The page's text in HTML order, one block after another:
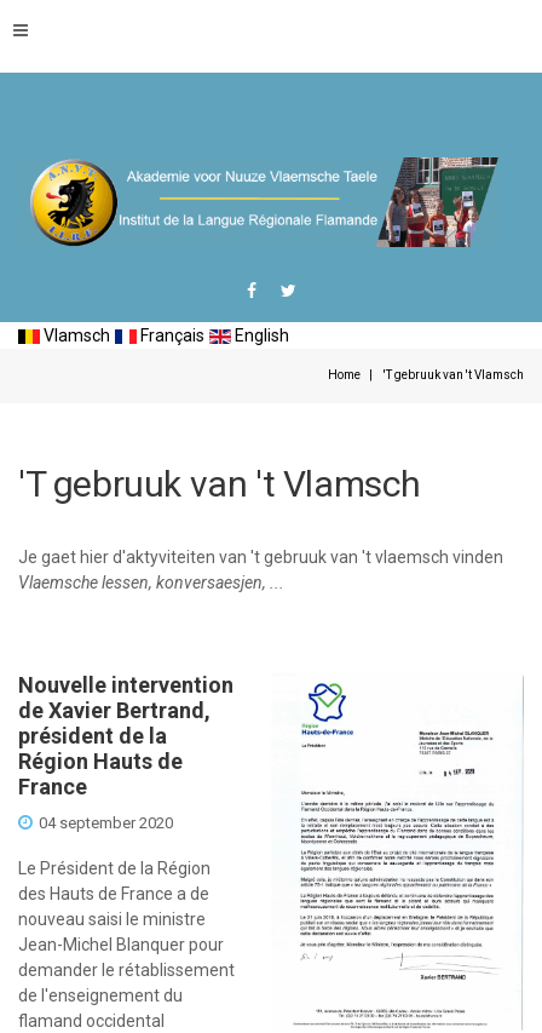
Vlamsch Français English
Home 'T gebruuk van 't Vlamsch
'T gebruuk van 't Vlamsch
Je gaet hier d'aktyviteiten van 't gebruuk van 't vlaemsch vinden
Vlaemsche lessen, konversaesjen, ...
Nouvelle intervention
de Xavier Bertrand,
président de la
Région Hauts de
France
04 september 2020
Le Président de la Région
des Hauts de France a de
nouveau saisi le ministre
Jean-Michel Blanquer pour
demander le rétablissement
de l'enseignement du
flamand occidental